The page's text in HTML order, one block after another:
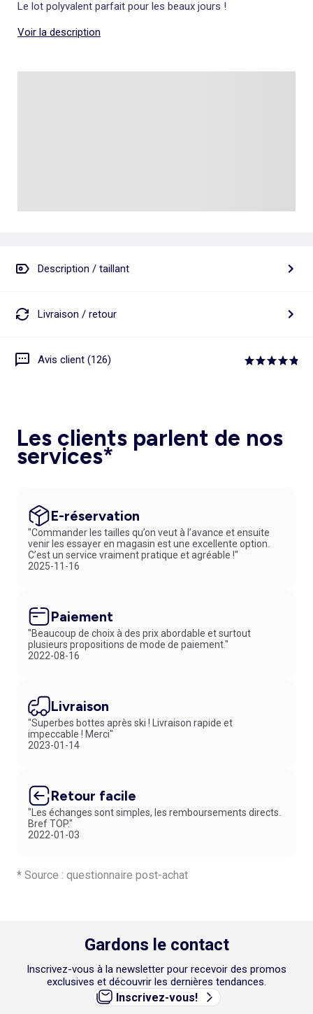
Le lot polyvalent parfait pour les beaux jours !
Voir la description
Description / taillant
Livraison / retour
Avis client (126)
Les clients parlent de nos
services*
E-réservation
"Commander les tailles qu’on veut à l’avance et ensuite
venir les essayer en magasin est une excellente option.
C’est un service vraiment pratique et agréable !"
2025-11-16
Paiement
"Beaucoup de choix à des prix abordable et surtout
plusieurs propositions de mode de paiement."
2022-08-16
Livraison
"Superbes bottes après ski ! Livraison rapide et
impeccable ! Merci"
2023-01-14
Retour facile
"Les échanges sont simples, les remboursements directs.
Bref TOP."
2022-01-03
* Source : questionnaire post-achat
Gardons le contact
Inscrivez-vous à la newsletter pour recevoir des promos
exclusives et découvrir les dernières tendances.
Inscrivez-vous!